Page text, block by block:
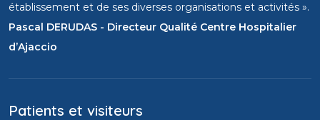
établissement et de ses diverses organisations et activités ».
Pascal DERUDAS - Directeur Qualité Centre Hospitalier
d’Ajaccio
Patients et visiteurs